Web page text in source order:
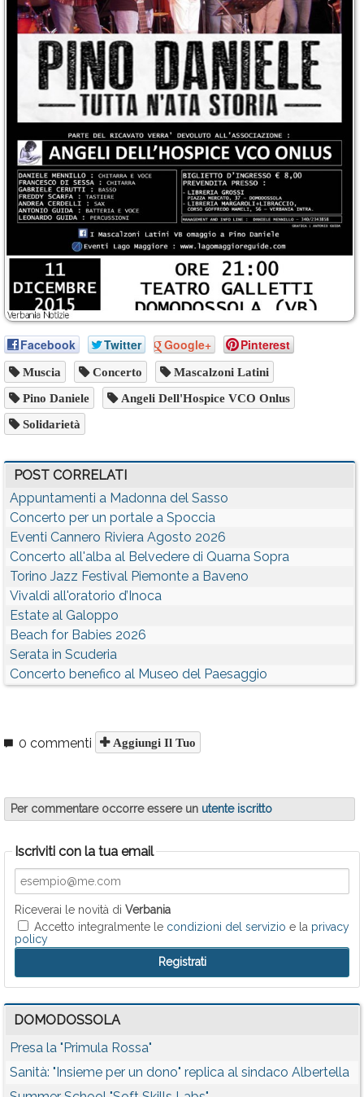
Facebook Twitter Google+ Pinterest
Muscia Concerto Mascalzoni Latini
Pino Daniele Angeli Dell'Hospice VCO Onlus
Solidarietà
POST CORRELATI
Appuntamenti a Madonna del Sasso
Concerto per un portale a Spoccia
Eventi Cannero Riviera Agosto 2026
Concerto all'alba al Belvedere di Quarna Sopra
Torino Jazz Festival Piemonte a Baveno
Vivaldi all'oratorio d’Inoca
Estate al Galoppo
Beach for Babies 2026
Serata in Scuderia
Concerto benefico al Museo del Paesaggio
0 commenti Aggiungi Il Tuo
Per commentare occorre essere un utente iscritto
Iscriviti con la tua email
Riceverai le novità di Verbania
Accetto integralmente le condizioni del servizio e la privacy
policy
DOMODOSSOLA
Presa la "Primula Rossa"
Sanità: "Insieme per un dono" replica al sindaco Albertella